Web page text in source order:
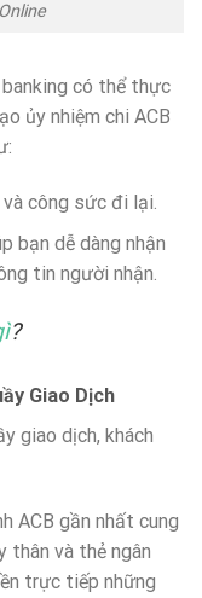
có thể thực
ủy nhiệm chi ACB
công sức đi lại.
bạn dễ dàng nhận
tin người nhận.
?
Giao Dịch
giao dịch, khách
ACB gần nhất cung
thân và thẻ ngân
trực tiếp những